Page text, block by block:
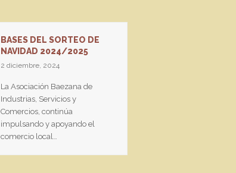
BASES DEL SORTEO DE
NAVIDAD 2024/2025
2 diciembre, 2024
La Asociación Baezana de
Industrias, Servicios y
Comercios, continúa
impulsando y apoyando el
comercio local…